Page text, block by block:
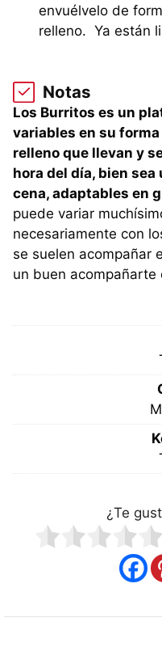
envuélvelo de
relleno. Ya están
Notas
Los Burritos es un
variables en su
relleno que llevan y
hora del día, bien
cena, adaptables en
puede variar
necesariamente con
se suelen acompañar
un buen
¿Te